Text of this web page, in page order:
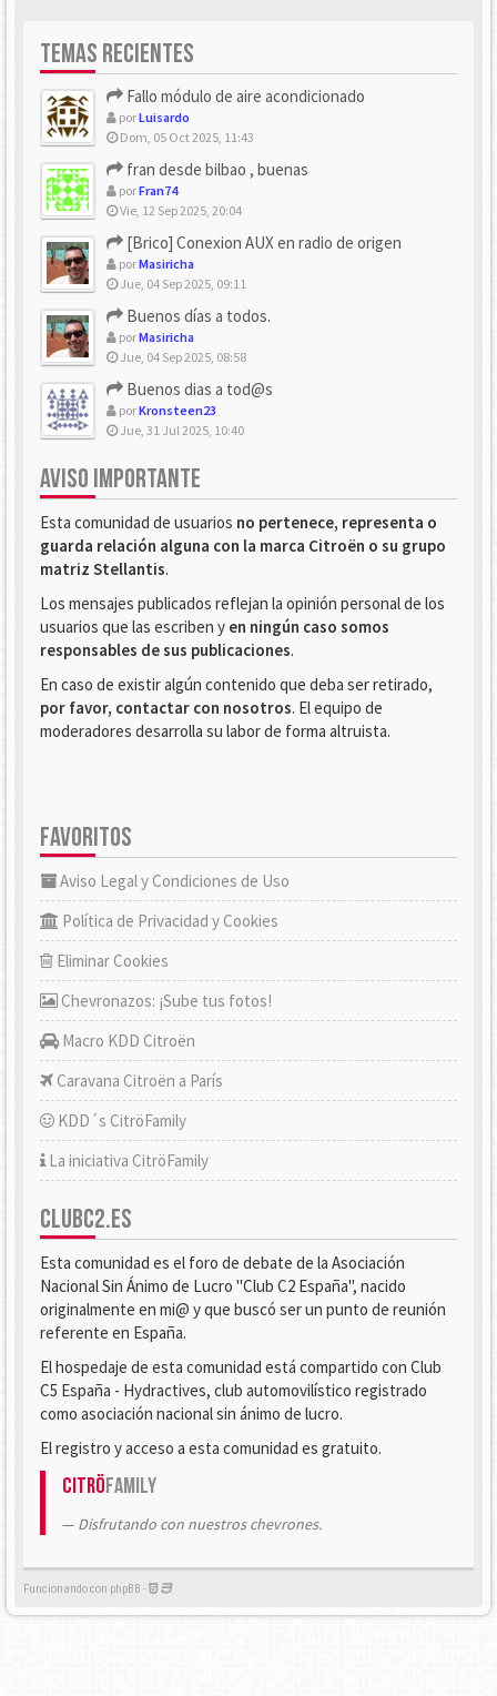
TEMAS RECIENTES
Fallo módulo de aire acondicionado
porLuisardo
Dom, 05 Oct 2025, 11:43
fran desde bilbao , buenas
porFran74
Vie, 12 Sep 2025, 20:04
[Brico] Conexion AUX en radio de origen
porMasiricha
Jue, 04 Sep 2025, 09:11
Buenos días a todos.
porMasiricha
Jue, 04 Sep 2025, 08:58
Buenos dias a tod@s
porKronsteen23
Jue, 31 Jul 2025, 10:40
AVISO IMPORTANTE
Esta comunidad de usuarios no pertenece, representa o
guarda relación alguna con la marca Citroën o su grupo
matriz Stellantis.
Los mensajes publicados reflejan la opinión personal de los
usuarios que las escriben y en ningún caso somos
responsables de sus publicaciones.
En caso de existir algún contenido que deba ser retirado,
por favor, contactar con nosotros. El equipo de
moderadores desarrolla su labor de forma altruista.
FAVORITOS
Aviso Legal y Condiciones de Uso
Política de Privacidad y Cookies
Eliminar Cookies
Chevronazos: ¡Sube tus fotos!
Macro KDD Citroën
Caravana Citroën a París
KDD´s CitröFamily
La iniciativa CitröFamily
CLUBC2.ES
Esta comunidad es el foro de debate de la Asociación
Nacional Sin Ánimo de Lucro "Club C2 España", nacido
originalmente en mi@ y que buscó ser un punto de reunión
referente en España.
El hospedaje de esta comunidad está compartido con Club
C5 España - Hydractives, club automovilístico registrado
como asociación nacional sin ánimo de lucro.
El registro y acceso a esta comunidad es gratuito.
CitröFamily
Disfrutando con nuestros chevrones.
Funcionando con phpBB -